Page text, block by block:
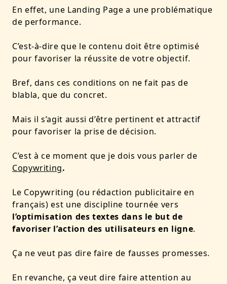
En effet, une Landing Page a une problématique
de performance.
C’est-à-dire que le contenu doit être optimisé
pour favoriser la réussite de votre objectif.
Bref, dans ces conditions on ne fait pas de
blabla, que du concret.
Mais il s’agit aussi d’être pertinent et attractif
pour favoriser la prise de décision.
C’est à ce moment que je dois vous parler de
Copywriting.
Le Copywriting (ou rédaction publicitaire en
français) est une discipline tournée vers
l’optimisation des textes dans le but de
favoriser l’action des utilisateurs en ligne.
Ça ne veut pas dire faire de fausses promesses.
En revanche, ça veut dire faire attention au